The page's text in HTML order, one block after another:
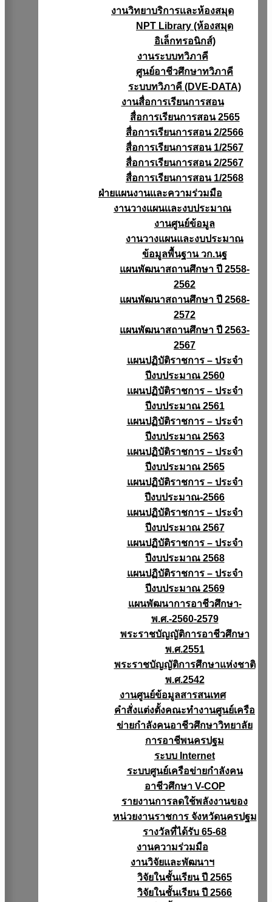
งานวิทยาบริการเเละห้องสมุด
NPT Library (ห้องสมุด
อิเล็กทรอนิกส์)
งานระบบทวิภาคี
ศูนย์อาชีวศึกษาทวิภาคี
ระบบทวิภาคี (DVE-DATA)
งานสื่อการเรียนการสอน
สื่อการเรียนการสอน 2565
สื่อการเรียนการสอน 2/2566
สื่อการเรียนการสอน 1/2567
สื่อการเรียนการสอน 2/2567
สื่อการเรียนการสอน 1/2568
ฝ่ายแผนงานเเละความร่วมมือ
งานวางแผนเเละงบประมาณ
งานศูนย์ข้อมูล
งานวางแผนและงบประมาณ
ข้อมูลพื้นฐาน วก.นฐ
แผนพัฒนาสถานศึกษา ปี 2558-
2562
แผนพัฒนาสถานศึกษา ปี 2568-
2572
แผนพัฒนาสถานศึกษา ปี 2563-
2567
แผนปฏิบัติราชการ – ประจำ
ปีงบประมาณ 2560
แผนปฏิบัติราชการ – ประจำ
ปีงบประมาณ 2561
แผนปฏิบัติราชการ – ประจำ
ปีงบประมาณ 2563
แผนปฏิบัติราชการ – ประจำ
ปีงบประมาณ 2565
แผนปฏิบัติราชการ – ประจำ
ปีงบประมาณ-2566
แผนปฏิบัติราชการ – ประจำ
ปีงบประมาณ 2567
แผนปฏิบัติราชการ – ประจำ
ปีงบประมาณ 2568
แผนปฏิบัติราชการ – ประจำ
ปีงบประมาณ 2569
แผนพัฒนาการอาชีวศึกษา-
พ.ศ.-2560-2579
พระราชบัญญัติการอาชีวศึกษา
พ.ศ.2551
พระราชบัญญัติการศึกษาแห่งชาติ
พ.ศ.2542
งานศูนย์ข้อมูลสารสนเทศ
คำสั่งแต่งตั้งคณะทำงานศูนย์เครือ
ข่ายกำลังคนอาชีวศึกษาวิทยาลัย
การอาชีพนครปฐม
ระบบ Internet
ระบบศูนย์เครือข่ายกำลังคน
อาชีวศึกษา V-COP
รายงานการลดใช้พลังงานของ
หน่วยงานราชการ จังหวัดนครปฐม
รางวัลที่ได้รับ 65-68
งานความร่วมมือ
งานวิจัยเเละพัฒนาฯ
วิจัยในชั้นเรียน ปี 2565
วิจัยในชั้นเรียน ปี 2566